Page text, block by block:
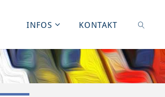
INFOS KONTAKT